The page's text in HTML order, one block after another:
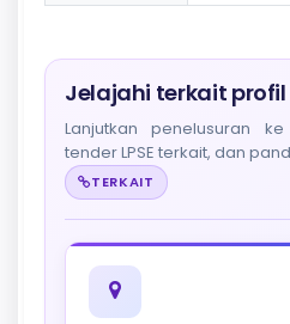
Jelajahi terkait profil
Lanjutkan penelusuran
tender LPSE terkait, dan
TERKAIT